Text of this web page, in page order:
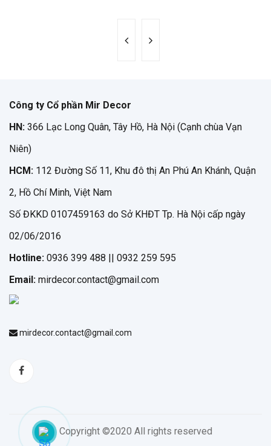
Công ty Cổ phần Mir Decor
HN: 366 Lạc Long Quân, Tây Hồ, Hà Nội (Cạnh chùa Vạn
Niên)
HCM: 112 Đường Số 11, Khu đô thị An Phú An Khánh, Quận
2, Hồ Chí Minh, Việt Nam
Số ĐKKD 0107459163 do Sở KHĐT Tp. Hà Nội cấp ngày
02/06/2016
Hotline: 0936 399 488 || 0932 259 595
Email: mirdecor.contact@gmail.com
mirdecor.contact@gmail.com
Copyright ©2020 All rights reserved